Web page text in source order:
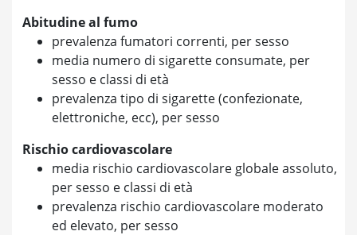
Abitudine al fumo
prevalenza fumatori correnti, per sesso
media numero di sigarette consumate, per
sesso e classi di età
prevalenza tipo di sigarette (confezionate,
elettroniche, ecc), per sesso
Rischio cardiovascolare
media rischio cardiovascolare globale assoluto,
per sesso e classi di età
prevalenza rischio cardiovascolare moderato
ed elevato, per sesso